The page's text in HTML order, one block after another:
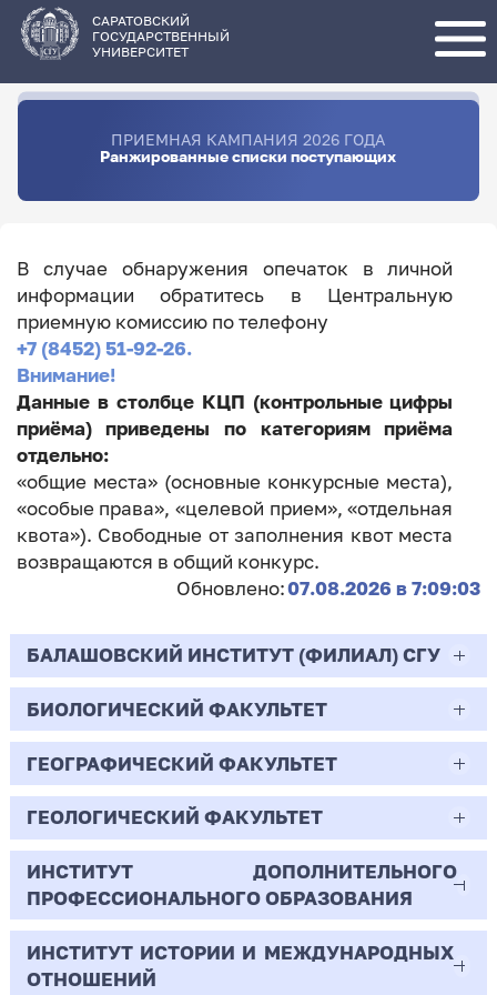
основному
содержанию
САРАТОВСКИЙ
ГОСУДАРСТВЕННЫЙ
УНИВЕРСИТЕТ
ПРИЕМНАЯ КАМПАНИЯ 2026 ГОДА
Ранжированные списки поступающих
В случае обнаружения опечаток в личной
информации обратитесь в Центральную
приемную комиссию по телефону
+7 (8452) 51-92-26.
Внимание!
Данные в столбце КЦП (контрольные цифры
приёма) приведены по категориям приёма
отдельно:
«общие места» (основные конкурсные места),
«особые права», «целевой прием», «отдельная
квота»). Свободные от заполнения квот места
возвращаются в общий конкурс.
Обновлено:07.08.2026 в 7:09:03
БАЛАШОВСКИЙ ИНСТИТУТ (ФИЛИАЛ) СГУ
44.03.02
Психолого-педагогическое образование
Очная | Бакалавр
Всего бюджетных мест - 10
Бюджет/
Общие места
Профиль: Практическая
психология образования
БИОЛОГИЧЕСКИЙ ФАКУЛЬТЕТ
06.03.01
Биология
Очная | Бакалавр
Всего бюджетных мест - 50
Бюджет/Общие места
ГЕОГРАФИЧЕСКИЙ ФАКУЛЬТЕТ
05.03.02
География
Очная | Бакалавр
Всего бюджетных мест - 15
ГЕОЛОГИЧЕСКИЙ ФАКУЛЬТЕТ
05.03.01
Геология
Очная | Бакалавр
ИНСТИТУТ ДОПОЛНИТЕЛЬНОГО
ПРОФЕССИОНАЛЬНОГО ОБРАЗОВАНИЯ
38.03.02
ИНСТИТУТ ИСТОРИИ И МЕЖДУНАРОДНЫХ
ОТНОШЕНИЙ